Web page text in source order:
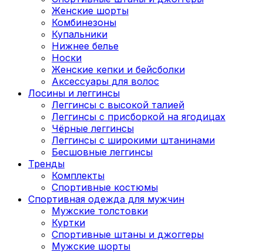
Женские шорты
Комбинезоны
Купальники
Нижнее белье
Носки
Женские кепки и бейсболки
Аксессуары для волос
Лосины и леггинсы
Леггинсы с высокой талией
Леггинсы с присборкой на ягодицах
Чёрные леггинсы
Леггинсы с широкими штанинами
Бесшовные леггинсы
Тренды
Комплекты
Спортивные костюмы
Спортивная одежда для мужчин
Мужские толстовки
Куртки
Спортивные штаны и джоггеры
Мужские шорты